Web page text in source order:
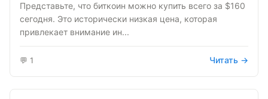
Представьте, что биткоин можно купить всего за $160
сегодня. Это исторически низкая цена, которая
привлекает внимание ин...
💬 1 Читать →